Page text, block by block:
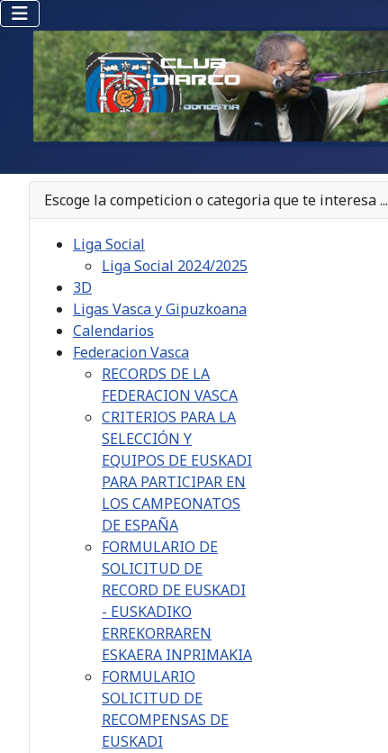
Escoge la competicion o categoria que te interesa ...
Liga Social
Liga Social 2024/2025
3D
Ligas Vasca y Gipuzkoana
Calendarios
Federacion Vasca
RECORDS DE LA
FEDERACION VASCA
CRITERIOS PARA LA
SELECCIÓN Y
EQUIPOS DE EUSKADI
PARA PARTICIPAR EN
LOS CAMPEONATOS
DE ESPAÑA
FORMULARIO DE
SOLICITUD DE
RECORD DE EUSKADI
- EUSKADIKO
ERREKORRAREN
ESKAERA INPRIMAKIA
FORMULARIO
SOLICITUD DE
RECOMPENSAS DE
EUSKADI